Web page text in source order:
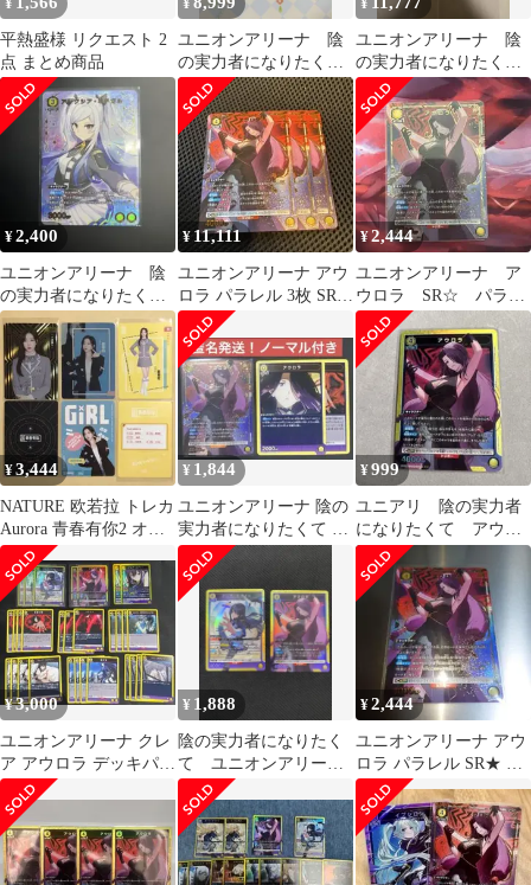
¥
平熱盛様 リクエスト 2
点 まとめ商品
¥
ユニオンアリーナ 陰
の実力者になりたく
て SR シャドウ ガン
マ アウロラ
¥
ユニオンアリーナ 陰
の実力者になりたく
て！ クレア・アウロ
ラデッキパーツ
¥2,400
ユニオンアリーナ 陰
の実力者になりたくて
アレクシアRパラレル
&SRまとめ売り
¥ 11,111
ユニオンアリーナ アウ
ロラ パラレル 3枚 SR★
陰の実力者になりたく
て！
¥2,444
ユニオンアリーナ ア
ウロラ SR☆ パラレ
ル 陰の実力者になり
たくて！
¥3,444
NATURE 欧若拉 トレカ
Aurora 青春有你2 オー
ロラ 3枚セット
¥ 1,844
ユニオンアリーナ 陰の
実力者になりたくて ア
ウロラ SR★ パラレル
セット
¥999
ユニアリ 陰の実力者
になりたくて アウロ
ラ SR
¥3,000
ユニオンアリーナ クレ
ア アウロラ デッキパー
ツ 陰の実力者になりた
くて！
¥ 1,888
陰の実力者になりたく
て ユニオンアリー
ナ アウロラ クレ
ア・カゲノー sr
¥2,444
ユニオンアリーナ アウ
ロラ パラレル SR★ 陰
の実力者になりたく
て！